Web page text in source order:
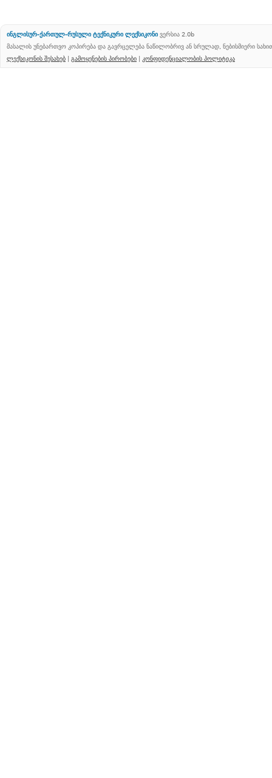
ინგლისურ-ქართულ-რუსული ტექნიკური ლექსიკონი ვერსია 2.0b
მასალის უნებართვო კოპირება და გავრცელება ნაწილობრივ ან სრულად, ნებისმიერი
ლექსიკონის შესახებ | გამოყენების პირობები | კონფიდენციალობის პოლიტიკა